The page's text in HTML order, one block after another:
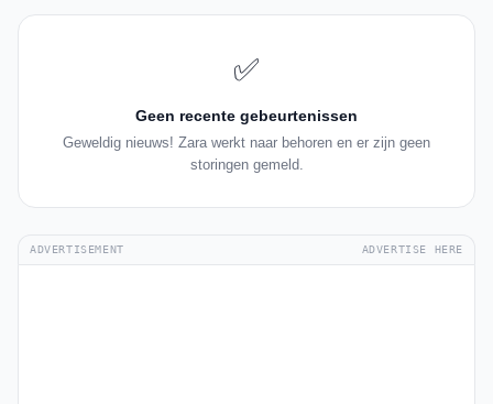
✅
Geen recente gebeurtenissen
Geweldig nieuws! Zara werkt naar behoren en er zijn geen
storingen gemeld.
ADVERTISEMENT ADVERTISE HERE